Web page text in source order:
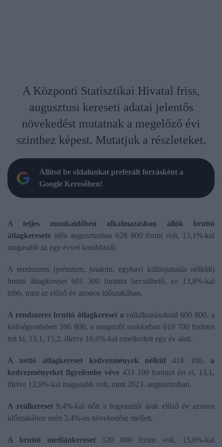
A Központi Statisztikai Hivatal friss,
augusztusi kereseti adatai jelentős
növekedést mutatnak a megelőző évi
szinthez képest. Mutatjuk a részleteket.
Állítsd be oldalunkat preferált forrásként a
Google Keresőben!
A teljes munkaidőben alkalmazásban állók bruttó
átlagkeresete idén augusztusban 628 800 forint volt, 13,1%-kal
magasabb az egy évvel korábbinál.
A rendszeres (prémium, jutalom, egyhavi különjuttatás nélküli)
bruttó átlagkereset 601 300 forintra becsülhető, ez 13,8%-kal
több, mint az előző év azonos időszakában.
A rendszeres bruttó átlagkereset a vállalkozásoknál 600 800, a
költségvetésben 596 800, a nonprofit szektorban 619 700 forintot
tett ki, 13,1, 15,2, illetve 16,6%-kal emelkedett egy év alatt.
A nettó átlagkereset kedvezmények nélkül 418 100, a
kedvezményeket figyelembe véve433 100 forintot ért el, 13,1,
illetve 12,9%-kal magasabb volt, mint 2023. augusztusban.
A reálkereset9,4%-kal nőtt a fogyasztói árak előző év azonos
időszakához mért 3,4%-os növekedése mellett.
A bruttó mediánkereset 520 000 forint volt, 15,6%-kal